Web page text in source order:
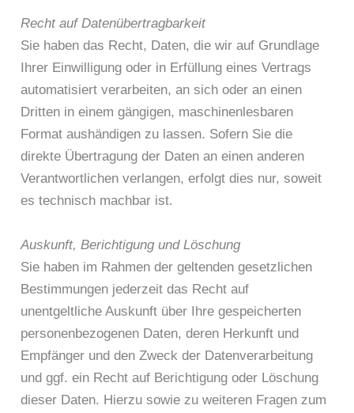
Recht auf Datenübertragbarkeit
Sie haben das Recht, Daten, die wir auf Grundlage
Ihrer Einwilligung oder in Erfüllung eines Vertrags
automatisiert verarbeiten, an sich oder an einen
Dritten in einem gängigen, maschinenlesbaren
Format aushändigen zu lassen. Sofern Sie die
direkte Übertragung der Daten an einen anderen
Verantwortlichen verlangen, erfolgt dies nur, soweit
es technisch machbar ist.
Auskunft, Berichtigung und Löschung
Sie haben im Rahmen der geltenden gesetzlichen
Bestimmungen jederzeit das Recht auf
unentgeltliche Auskunft über Ihre gespeicherten
personenbezogenen Daten, deren Herkunft und
Empfänger und den Zweck der Datenverarbeitung
und ggf. ein Recht auf Berichtigung oder Löschung
dieser Daten. Hierzu sowie zu weiteren Fragen zum